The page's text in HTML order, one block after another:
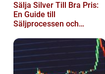
Sälja Silver Till Bra Pris:
En Guide till
Säljprocessen och